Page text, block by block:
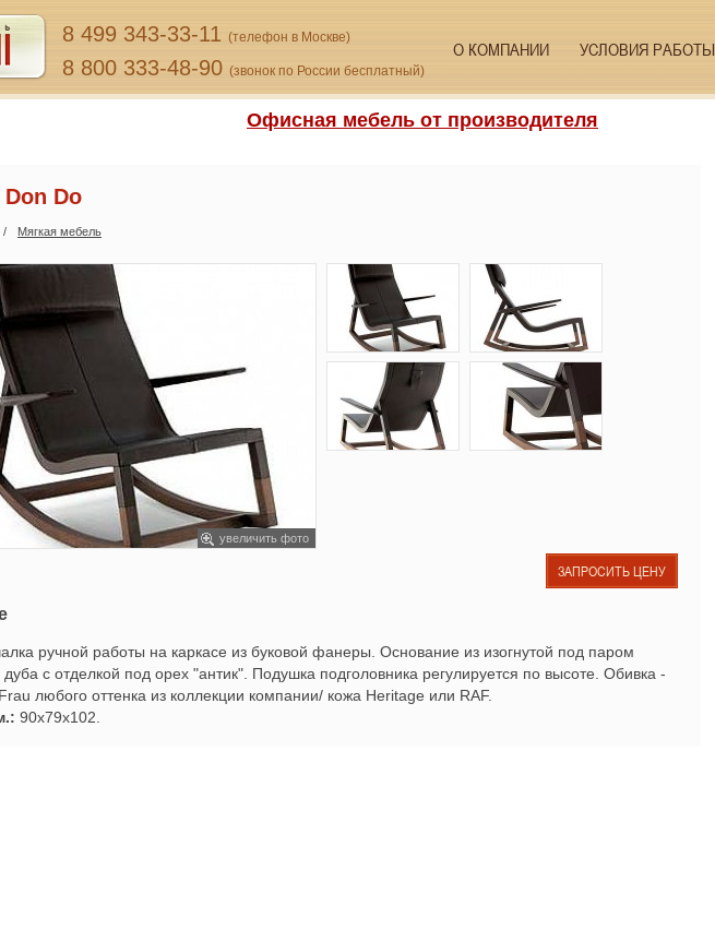
8 499 343-33-11 (телефон в Москве)
8 800 333-48-90 (звонок по России бесплатный)
О КОМПАНИИ УСЛОВИЯ РАБОТЫ
Офисная мебель от производителя
Do
Мягкая мебель
увеличить фото
ЗАПРОСИТЬ ЦЕНУ
ручной работы на каркасе из буковой фанеры. Основание из изогнутой под паром
с отделкой под орех "антик". Подушка подголовника регулируется по высоте. Обивка -
любого оттенка из коллекции компании/ кожа Heritage или RAF.
90x79x102.